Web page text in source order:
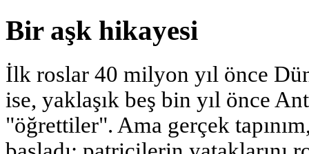
Bir aşk hikayesi
İlk roslar 40 milyon yıl önce
ise, yaklaşık beş bin yıl önce
"öğrettiler". Ama gerçek